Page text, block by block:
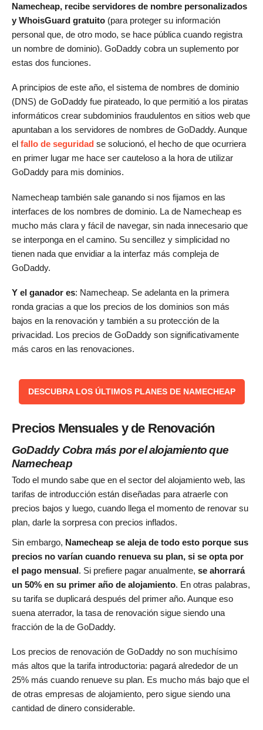
Namecheap, recibe servidores de nombre personalizados
y WhoisGuard gratuito (para proteger su información
personal que, de otro modo, se hace pública cuando registra
un nombre de dominio). GoDaddy cobra un suplemento por
estas dos funciones.
A principios de este año, el sistema de nombres de dominio
(DNS) de GoDaddy fue pirateado, lo que permitió a los piratas
informáticos crear subdominios fraudulentos en sitios web que
apuntaban a los servidores de nombres de GoDaddy. Aunque
el fallo de seguridad se solucionó, el hecho de que ocurriera
en primer lugar me hace ser cauteloso a la hora de utilizar
GoDaddy para mis dominios.
Namecheap también sale ganando si nos fijamos en las
interfaces de los nombres de dominio. La de Namecheap es
mucho más clara y fácil de navegar, sin nada innecesario que
se interponga en el camino. Su sencillez y simplicidad no
tienen nada que envidiar a la interfaz más compleja de
GoDaddy.
Y el ganador es: Namecheap. Se adelanta en la primera
ronda gracias a que los precios de los dominios son más
bajos en la renovación y también a su protección de la
privacidad. Los precios de GoDaddy son significativamente
más caros en las renovaciones.
DESCUBRA LOS ÚLTIMOS PLANES DE NAMECHEAP
Precios Mensuales y de Renovación
GoDaddy Cobra más por el alojamiento que
Namecheap
Todo el mundo sabe que en el sector del alojamiento web, las
tarifas de introducción están diseñadas para atraerle con
precios bajos y luego, cuando llega el momento de renovar su
plan, darle la sorpresa con precios inflados.
Sin embargo, Namecheap se aleja de todo esto porque sus
precios no varían cuando renueva su plan, si se opta por
el pago mensual. Si prefiere pagar anualmente, se ahorrará
un 50% en su primer año de alojamiento. En otras palabras,
su tarifa se duplicará después del primer año. Aunque eso
suena aterrador, la tasa de renovación sigue siendo una
fracción de la de GoDaddy.
Los precios de renovación de GoDaddy no son muchísimo
más altos que la tarifa introductoria: pagará alrededor de un
25% más cuando renueve su plan. Es mucho más bajo que el
de otras empresas de alojamiento, pero sigue siendo una
cantidad de dinero considerable.